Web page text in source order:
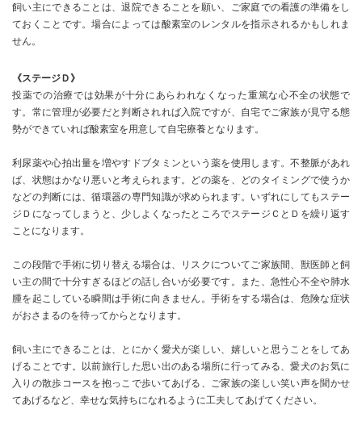
飼い主にできることは、退院できることを願い、ご家庭での看護の準備をし
ておくことです。場合によっては酸素室のレンタルを指示されるかもしれま
せん。
《ステージＤ》
投薬での治療では効果が十分にあらわれなくなった重篤な心不全の状態で
す。常に管理が必要だと判断されれば入院ですが、自宅でご家族が見守る態
勢ができていれば酸素室を用意して自宅療養となります。
利尿薬や心拍出量を増やすドブタミンという薬を使用します。不整脈があれ
ば、状態はかなり悪いと考えられます。どの薬を、どのタイミングで使うか
などの判断には、循環器の専門知識が求められます。いずれにしてもステー
ジＤになってしまうと、少しよくなったところでステージＣとＤを繰り返す
ことになります。
この段階で手術に切り替える場合は、リスクについてご家族間、獣医師と飼
い主の間で十分すぎるほどの話し合いが必要です。また、急性心不全や肺水
腫を起こしている瞬間は手術に向きません。手術をする場合は、危険な症状
がおさまるのを待ってからとなります。
飼い主にできることは、とにかく愛犬が楽しい、嬉しいと思うことをしてあ
げることです。以前旅行した思い出のある場所に行ってみる、愛犬のお気に
入りの散歩コースを抱っこで歩いてあげる、ご家族の楽しい笑い声を聞かせ
てあげるなど、幸せな気持ちになれるように工夫してあげてください。